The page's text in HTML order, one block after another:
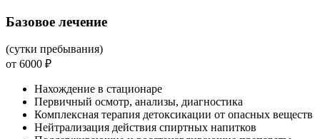
Базовое лечение
(сутки пребывания)
от 6000 ₽
Нахождение в стационаре
Первичный осмотр, анализы, диагностика
Комплексная терапия детоксикации от опасных веществ
Нейтрализация действия спиртных напитков